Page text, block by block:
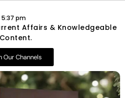
5:37 pm
Affairs & Knowledgeable
Content.
Our Channels